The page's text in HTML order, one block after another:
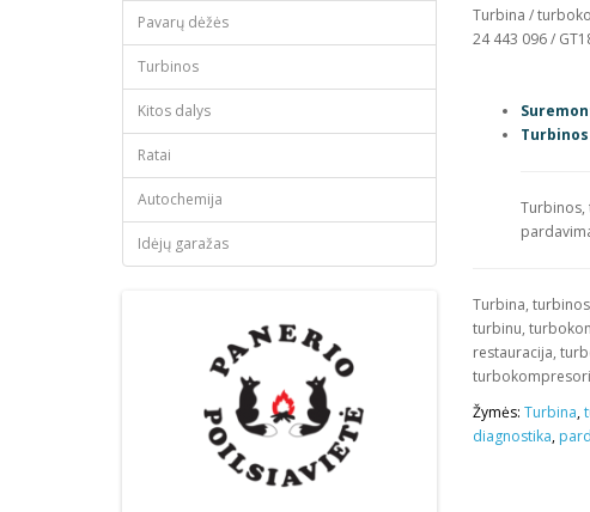
Pavarų dėžės
Turbinos
Kitos dalys
Ratai
Autochemija
Idėjų garažas
Turbina /
24 443 096 /
Turbinos,
Turbina,
turbinu,
restauracija,
Žymės: Turbina,
diagnostika,